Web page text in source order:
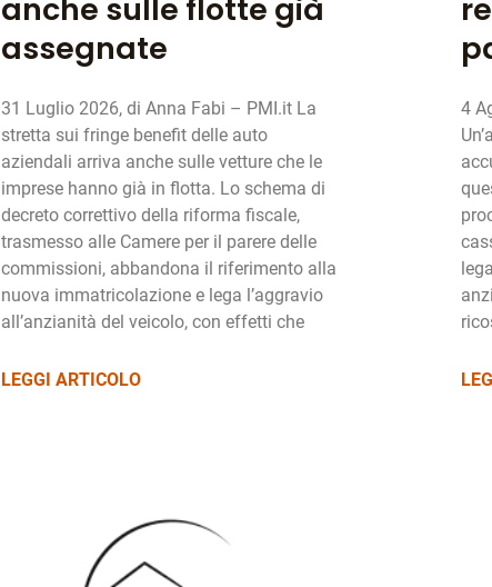
anche sulle flotte già
assegnate
31 Luglio 2026, di Anna Fabi – PMI.it La
stretta sui fringe benefit delle auto
aziendali arriva anche sulle vetture che le
imprese hanno già in flotta. Lo schema di
decreto correttivo della riforma fiscale,
trasmesso alle Camere per il parere delle
commissioni, abbandona il riferimento alla
nuova immatricolazione e lega l’aggravio
all’anzianità del veicolo, con effetti che
LEGGI ARTICOLO
4